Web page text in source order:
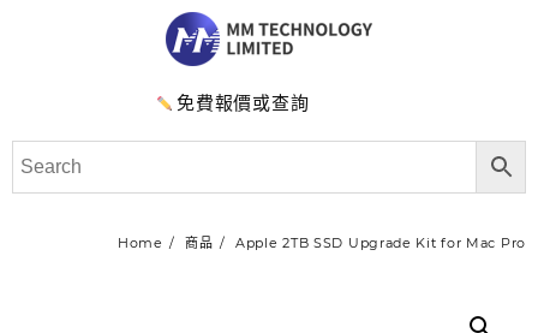
免費報價或查詢
Home 商品 Apple 2TB SSD Upgrade Kit for Mac Pro